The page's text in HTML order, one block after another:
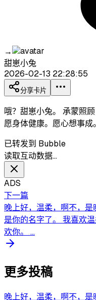
→
甜崽小兔
2026-02-13 22:28:55
分享卡片
哦？甜崽小兔。 承蒙照
愿身体健康。愿心想事
已转发到 Bubble
读取互动数据…
ADS
下一篇
晚上好，温柔，啊不，
是你的名字了。 我喜欢
欢你。 ...
更多投稿
晚上好，温柔，啊不，